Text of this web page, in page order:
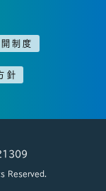
制度
針
Reserved.